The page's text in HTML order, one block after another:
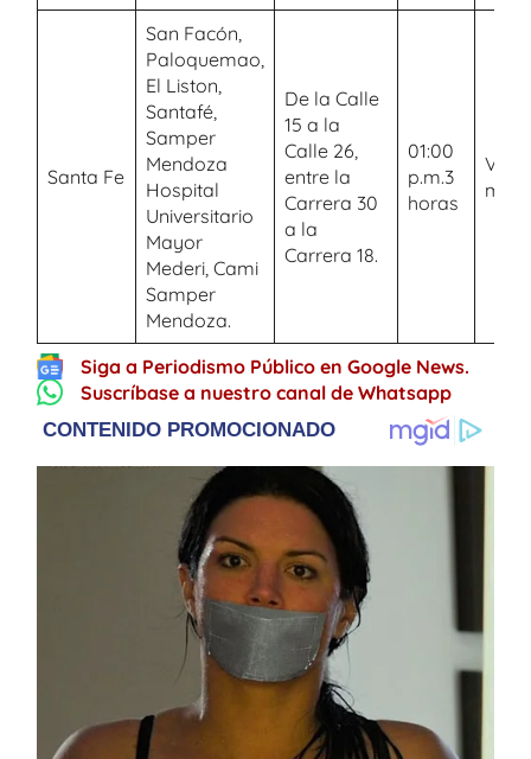
Santa Fe
San Facón,
Paloquemao,
El Liston,
Santafé,
Samper
Mendoza
Hospital
Universitario
Mayor
Mederi, Cami
Samper
Mendoza.
De la Calle
15 a la
Calle 26,
entre la
Carrera 30
a la
Carrera 18.
01:00
p.m.3
horas
Siga a Periodismo Público en Google News.
Suscríbase a nuestro canal de Whatsapp